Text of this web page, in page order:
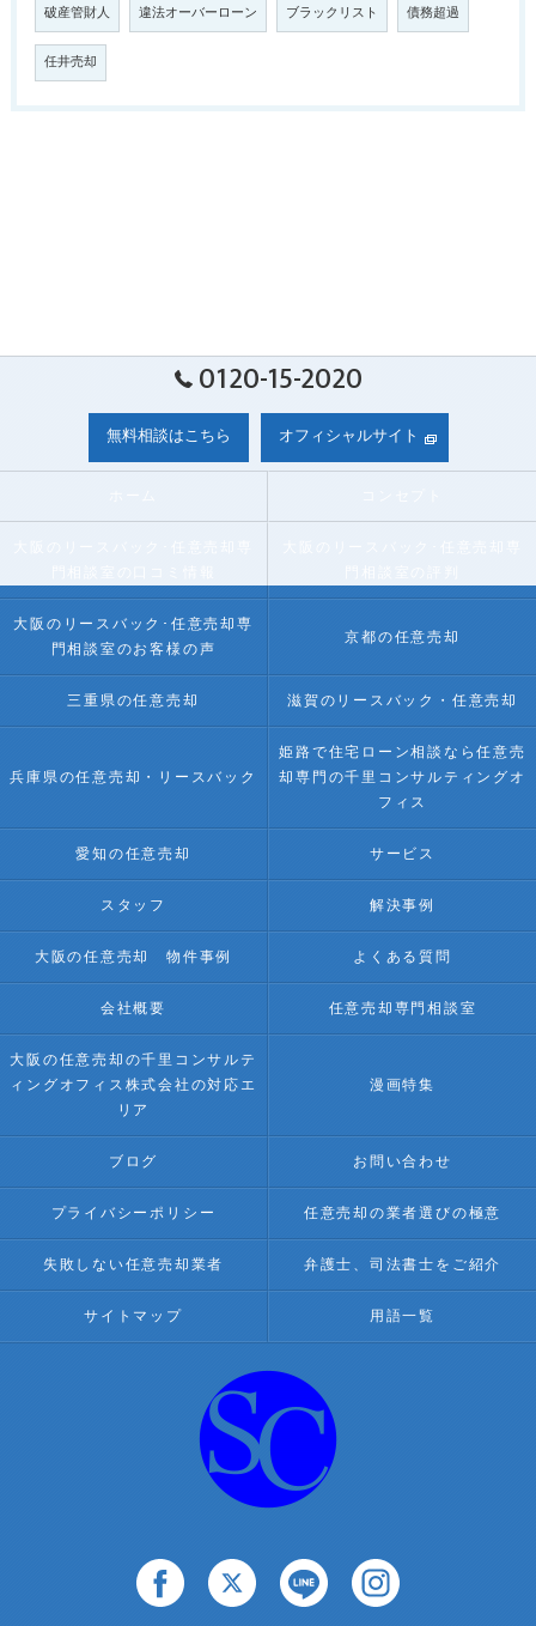
破産管財人 違法オーバーローン ブラックリスト 債務超過
任井売却
0120-15-2020
無料相談はこちら オフィシャルサイト
大阪のリースバック･任意売却専
門相談室のお客様の声
京都の任意売却
三重県の任意売却 滋賀のリースバック・任意売却
兵庫県の任意売却・リースバック
姫路で住宅ローン相談なら任意売
却専門の千里コンサルティングオ
フィス
愛知の任意売却 サービス
スタッフ 解決事例
大阪の任意売却 物件事例 よくある質問
会社概要 任意売却専門相談室
大阪の任意売却の千里コンサルテ
ィングオフィス株式会社の対応エ
リア
漫画特集
ブログ お問い合わせ
プライバシーポリシー 任意売却の業者選びの極意
失敗しない任意売却業者 弁護士、司法書士をご紹介
サイトマップ 用語一覧